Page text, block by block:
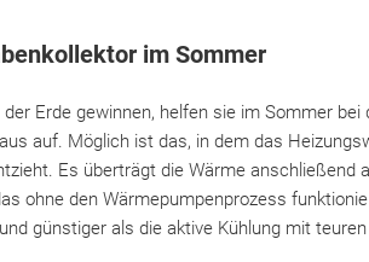
im Sommer
Erde gewinnen, helfen sie im Sommer bei
auf. Möglich ist das, in dem das
Es überträgt die Wärme anschließend
ohne den Wärmepumpenprozess
günstiger als die aktive Kühlung mit